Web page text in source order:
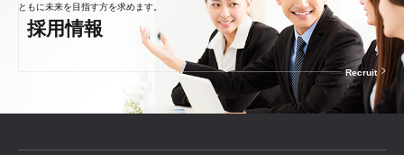
ともに未来を目指す方を求めます。
採用情報
Recruit